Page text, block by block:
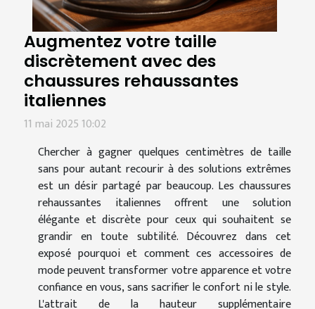
Augmentez votre taille
discrètement avec des
chaussures rehaussantes
italiennes
11 mai 2025 10:02
Chercher à gagner quelques centimètres de taille
sans pour autant recourir à des solutions extrêmes
est un désir partagé par beaucoup. Les chaussures
rehaussantes italiennes offrent une solution
élégante et discrète pour ceux qui souhaitent se
grandir en toute subtilité. Découvrez dans cet
exposé pourquoi et comment ces accessoires de
mode peuvent transformer votre apparence et votre
confiance en vous, sans sacrifier le confort ni le style.
L'attrait de la hauteur supplémentaire